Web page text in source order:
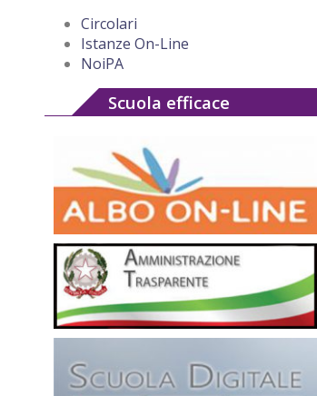
Circolari
Istanze On-Line
NoiPA
Scuola efficace